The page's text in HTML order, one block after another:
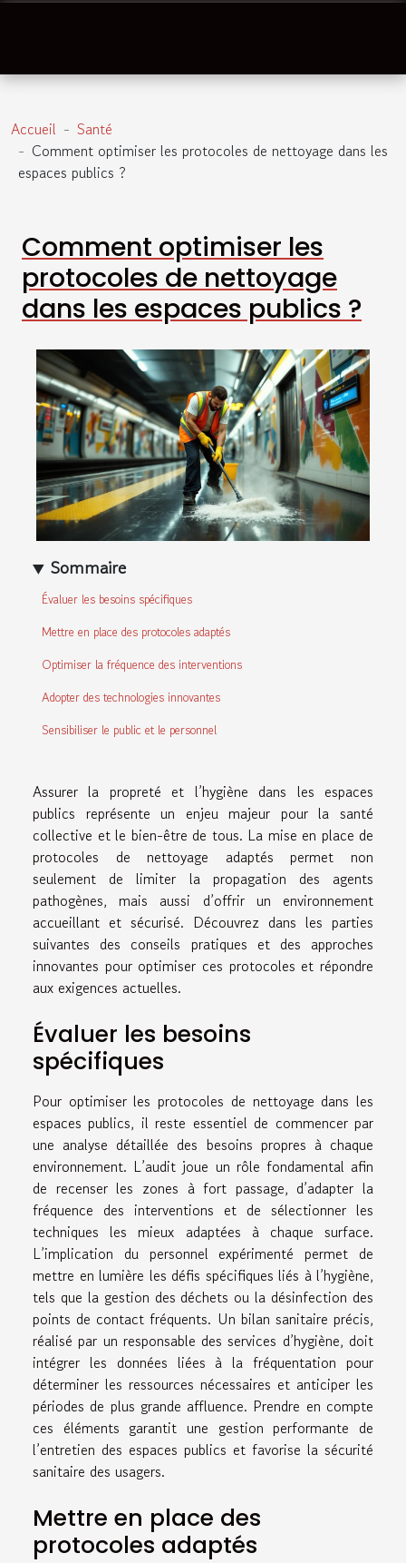
Accueil
Santé
Comment optimiser les protocoles de nettoyage dans les
espaces publics ?
Comment optimiser les
protocoles de nettoyage
dans les espaces publics ?
Sommaire
Évaluer les besoins spécifiques
Mettre en place des protocoles adaptés
Optimiser la fréquence des interventions
Adopter des technologies innovantes
Sensibiliser le public et le personnel
Assurer la propreté et l’hygiène dans les espaces
publics représente un enjeu majeur pour la santé
collective et le bien-être de tous. La mise en place de
protocoles de nettoyage adaptés permet non
seulement de limiter la propagation des agents
pathogènes, mais aussi d’offrir un environnement
accueillant et sécurisé. Découvrez dans les parties
suivantes des conseils pratiques et des approches
innovantes pour optimiser ces protocoles et répondre
aux exigences actuelles.
Évaluer les besoins
spécifiques
Pour optimiser les protocoles de nettoyage dans les
espaces publics, il reste essentiel de commencer par
une analyse détaillée des besoins propres à chaque
environnement. L’audit joue un rôle fondamental afin
de recenser les zones à fort passage, d’adapter la
fréquence des interventions et de sélectionner les
techniques les mieux adaptées à chaque surface.
L’implication du personnel expérimenté permet de
mettre en lumière les défis spécifiques liés à l’hygiène,
tels que la gestion des déchets ou la désinfection des
points de contact fréquents. Un bilan sanitaire précis,
réalisé par un responsable des services d’hygiène, doit
intégrer les données liées à la fréquentation pour
déterminer les ressources nécessaires et anticiper les
périodes de plus grande affluence. Prendre en compte
ces éléments garantit une gestion performante de
l’entretien des espaces publics et favorise la sécurité
sanitaire des usagers.
Mettre en place des
protocoles adaptés